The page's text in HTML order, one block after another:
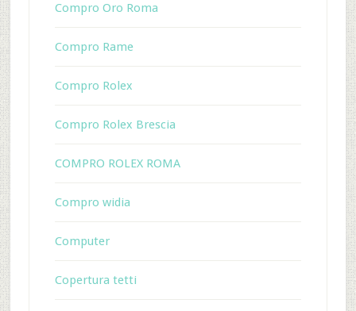
Compro Oro Roma
Compro Rame
Compro Rolex
Compro Rolex Brescia
COMPRO ROLEX ROMA
Compro widia
Computer
Copertura tetti